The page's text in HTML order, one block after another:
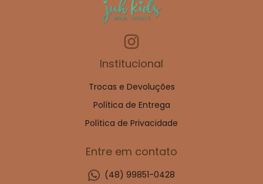
Institucional
Trocas e Devoluções
Política de Entrega
Política de Privacidade
Entre em contato
(48) 99851-0428